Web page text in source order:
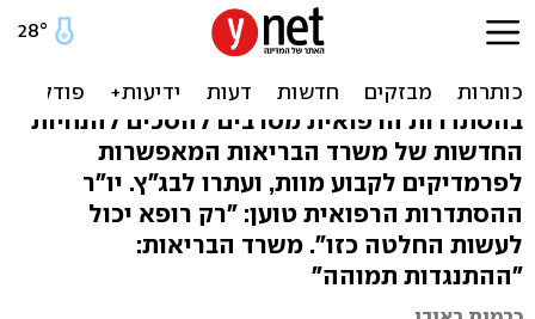
הרופאים בבג"ץ: לבטל נוהל
קביעת מוות ע"י פרמדיק
בהסתדרות הרפואית מסרבים להסכים להנחיות
החדשות של משרד הבריאות המאפשרות
לפרמדיקים לקבוע מוות, ועתרו לבג"ץ. יו"ר
ההסתדרות הרפואית טוען: "רק רופא יכול
לעשות החלטה כזו". משרד הבריאות:
"ההתנגדות תמוהה"